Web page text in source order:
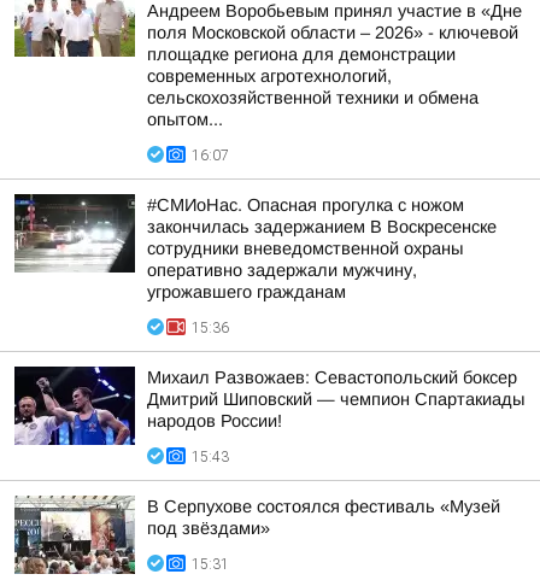
Андреем Воробьевым принял участие в «Дне
поля Московской области – 2026» - ключевой
площадке региона для демонстрации
современных агротехнологий,
сельскохозяйственной техники и обмена
опытом...
16:07
#СМИоНас. Опасная прогулка с ножом
закончилась задержанием В Воскресенске
сотрудники вневедомственной охраны
оперативно задержали мужчину,
угрожавшего гражданам
15:36
Михаил Развожаев: Севастопольский боксер
Дмитрий Шиповский — чемпион Спартакиады
народов России!
15:43
В Серпухове состоялся фестиваль «Музей
под звёздами»
15:31